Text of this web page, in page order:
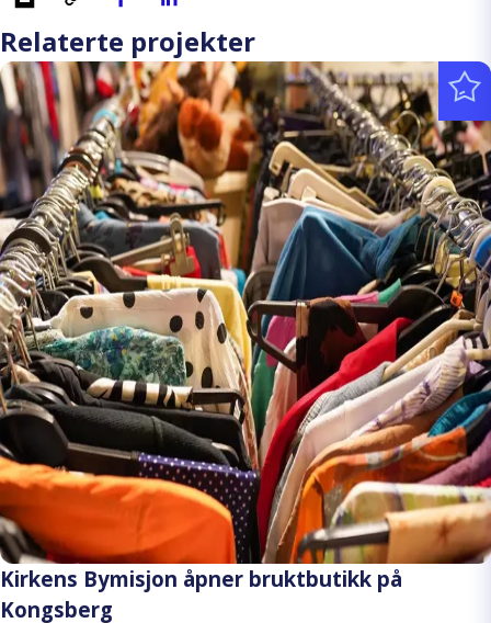
Relaterte projekter
Kirkens Bymisjon åpner bruktbutikk på
Kongsberg